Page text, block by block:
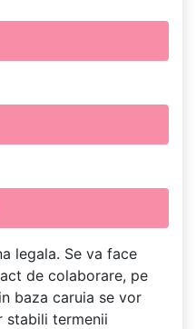
legala. Se va face
de colaborare, pe
baza caruia se vor
stabili termenii